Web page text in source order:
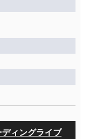
ィングライブ